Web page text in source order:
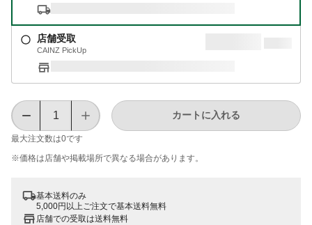
店舗受取
CAINZ PickUp
最大注文数は0です
カートに入れる
※価格は​店舗や​掲載場所で​異なる​場合が​あります。
基本送料のみ
5,000円以上ご注文で基本送料無料
店舗での受取は送料無料